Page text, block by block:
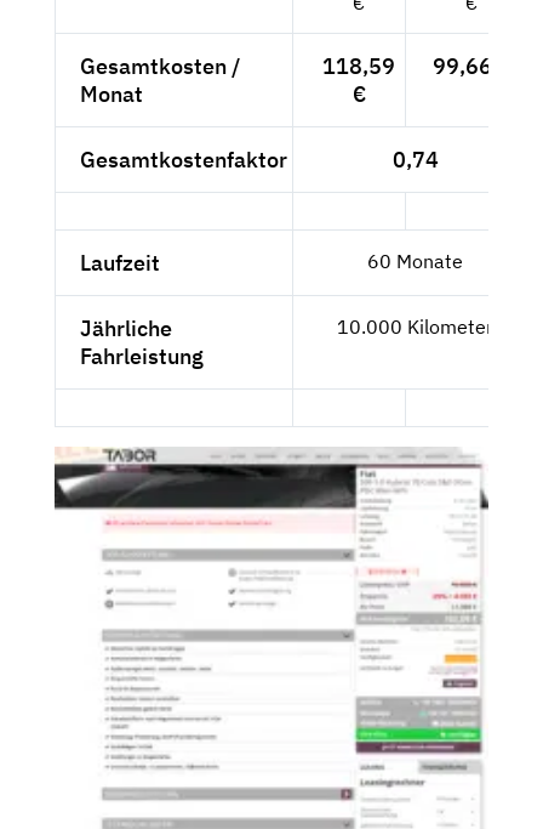
Gesamtkosten /
Monat
118,59
€
99,66 €
Gesamtkostenfaktor 0,74
Laufzeit 60 Monate
Jährliche
Fahrleistung
10.000 Kilometer